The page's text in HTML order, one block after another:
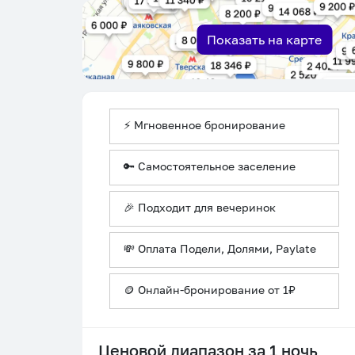
Показать на карте
⚡ Мгновенное бронирование
🔑 Самостоятельное заселение
🎉 Подходит для вечеринок
💸 Оплата Подели, Долями, Paylate
🪙 Онлайн-бронирование от 1₽
Ценовой диапазон за 1 ночь